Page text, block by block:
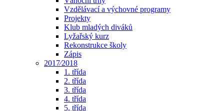
Vzdělávací a výchovné programy
Projekty
Klub mladých diváků
Lyžařský kurz
Rekonstrukce školy
Zápis
2017⁄2018
1. třída
2. třída
3. třída
4. třída
5. třída